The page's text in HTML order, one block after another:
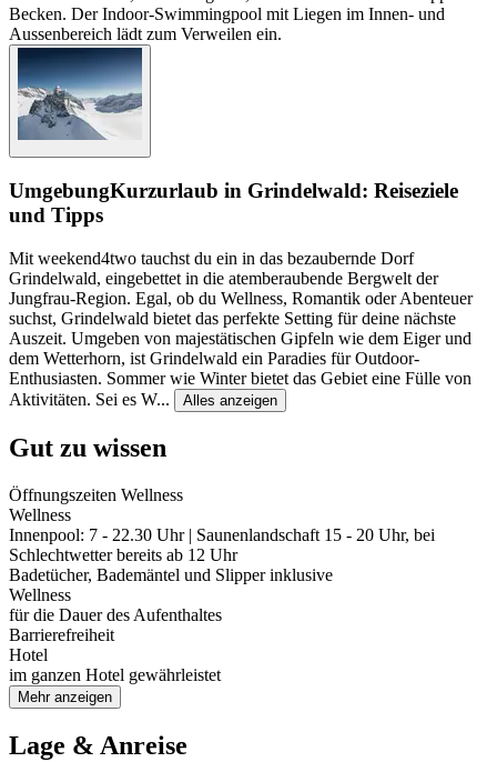
Becken. Der Indoor-Swimmingpool mit Liegen im Innen- und
Aussenbereich lädt zum Verweilen ein.
UmgebungKurzurlaub in Grindelwald: Reiseziele
und Tipps
Mit weekend4two tauchst du ein in das bezaubernde Dorf
Grindelwald, eingebettet in die atemberaubende Bergwelt der
Jungfrau-Region. Egal, ob du Wellness, Romantik oder Abenteuer
suchst, Grindelwald bietet das perfekte Setting für deine nächste
Auszeit. Umgeben von majestätischen Gipfeln wie dem Eiger und
dem Wetterhorn, ist Grindelwald ein Paradies für Outdoor-
Enthusiasten. Sommer wie Winter bietet das Gebiet eine Fülle von
Aktivitäten. Sei es W... Alles anzeigen
Gut zu wissen
Öffnungszeiten Wellness
Wellness
Innenpool: 7 - 22.30 Uhr | Saunenlandschaft 15 - 20 Uhr, bei
Schlechtwetter bereits ab 12 Uhr
Badetücher, Bademäntel und Slipper inklusive
Wellness
für die Dauer des Aufenthaltes
Barrierefreiheit
Hotel
im ganzen Hotel gewährleistet
Mehr anzeigen
Lage & Anreise